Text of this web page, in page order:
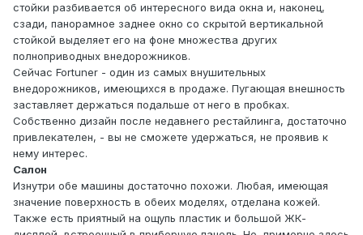
стойки разбивается об интересного вида окна и, наконец,
сзади, панорамное заднее окно со скрытой вертикальной
стойкой выделяет его на фоне множества других
полноприводных внедорожников.
Сейчас Fortuner - один из самых внушительных
внедорожников, имеющихся в продаже. Пугающая внешность
заставляет держаться подальше от него в пробках.
Собственно дизайн после недавнего рестайлинга, достаточно
привлекателен, - вы не сможете удержаться, не проявив к
нему интерес.
Салон
Изнутри обе машины достаточно похожи. Любая, имеющая
значение поверхность в обеих моделях, отделана кожей.
Также есть приятный на ощупь пластик и большой ЖК-